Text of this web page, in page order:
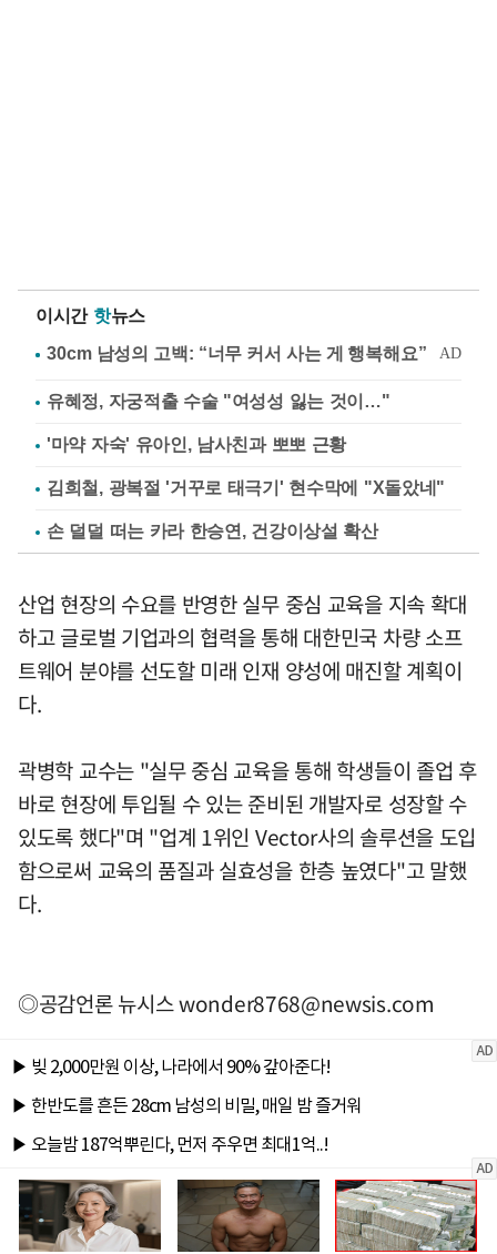
이시간 핫뉴스
유혜정, 자궁적출 수술 "여성성 잃는 것이…"
'마약 자숙' 유아인, 남사친과 뽀뽀 근황
김희철, 광복절 '거꾸로 태극기' 현수막에 "X돌았네"
손 덜덜 떠는 카라 한승연, 건강이상설 확산
산업 현장의 수요를 반영한 실무 중심 교육을 지속 확대
하고 글로벌 기업과의 협력을 통해 대한민국 차량 소프
트웨어 분야를 선도할 미래 인재 양성에 매진할 계획이
다.
곽병학 교수는 "실무 중심 교육을 통해 학생들이 졸업 후
바로 현장에 투입될 수 있는 준비된 개발자로 성장할 수
있도록 했다"며 "업계 1위인 Vector사의 솔루션을 도입
함으로써 교육의 품질과 실효성을 한층 높였다"고 말했
다.
◎공감언론 뉴시스wonder8768@newsis.com